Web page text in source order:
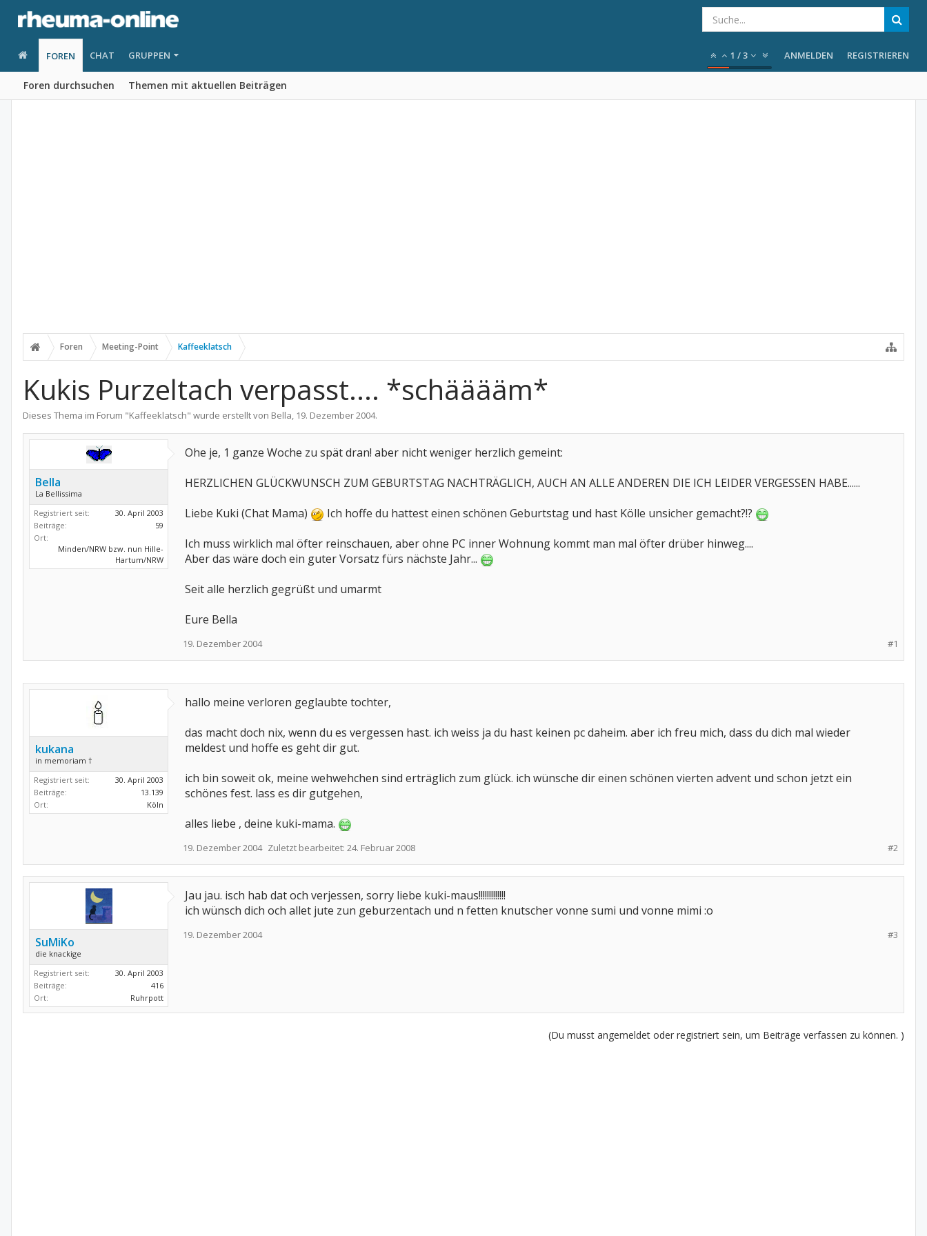
FOREN
Foren durchsuchen Themen mit aktuellen Beiträgen
CHAT GRUPPEN 1 /3 ANMELDEN REGISTRIEREN
Foren Meeting-Point Kaffeeklatsch
Kukis Purzeltach verpasst.... *schääääm*
Dieses Thema im Forum "Kaffeeklatsch" wurde erstellt von Bella, 19. Dezember 2004.
Bella
La Bellissima
Registriert seit:
30. April 2003
Beiträge:
59
Ort:
Minden/NRW bzw. nun Hille-
Hartum/NRW
Ohe je, 1 ganze Woche zu spät dran! aber nicht weniger herzlich gemeint:
HERZLICHEN GLÜCKWUNSCH ZUM GEBURTSTAG NACHTRÄGLICH, AUCH AN ALLE ANDEREN DIE ICH LEIDER VERGESSEN HABE......
Liebe Kuki (Chat Mama)
Ich hoffe du hattest einen schönen Geburtstag und hast Kölle unsicher gemacht?!?
Ich muss wirklich mal öfter reinschauen, aber ohne PC inner Wohnung kommt man mal öfter drüber hinweg....
Aber das wäre doch ein guter Vorsatz fürs nächste Jahr...
Seit alle herzlich gegrüßt und umarmt
Eure Bella
#1
19. Dezember 2004
kukana
in memoriam †
Registriert seit:
30. April 2003
Beiträge:
13.139
Ort:
Köln
hallo meine verloren geglaubte tochter,
das macht doch nix, wenn du es vergessen hast. ich weiss ja du hast keinen pc daheim. aber ich freu mich, dass du dich mal wieder
meldest und hoffe es geht dir gut.
ich bin soweit ok, meine wehwehchen sind erträglich zum glück. ich wünsche dir einen schönen vierten advent und schon jetzt ein
schönes fest. lass es dir gutgehen,
alles liebe , deine kuki-mama.
#2
19. Dezember 2004 Zuletzt bearbeitet: 24. Februar 2008
SuMiKo
die knackige
Registriert seit:
30. April 2003
Beiträge:
416
Ort:
Ruhrpott
Jau jau. isch hab dat och verjessen, sorry liebe kuki-maus!!!!!!!!!!!!!
ich wünsch dich och allet jute zun geburzentach und n fetten knutscher vonne sumi und vonne mimi :o
#3
19. Dezember 2004
(Du musst angemeldet oder registriert sein, um Beiträge verfassen zu können. )